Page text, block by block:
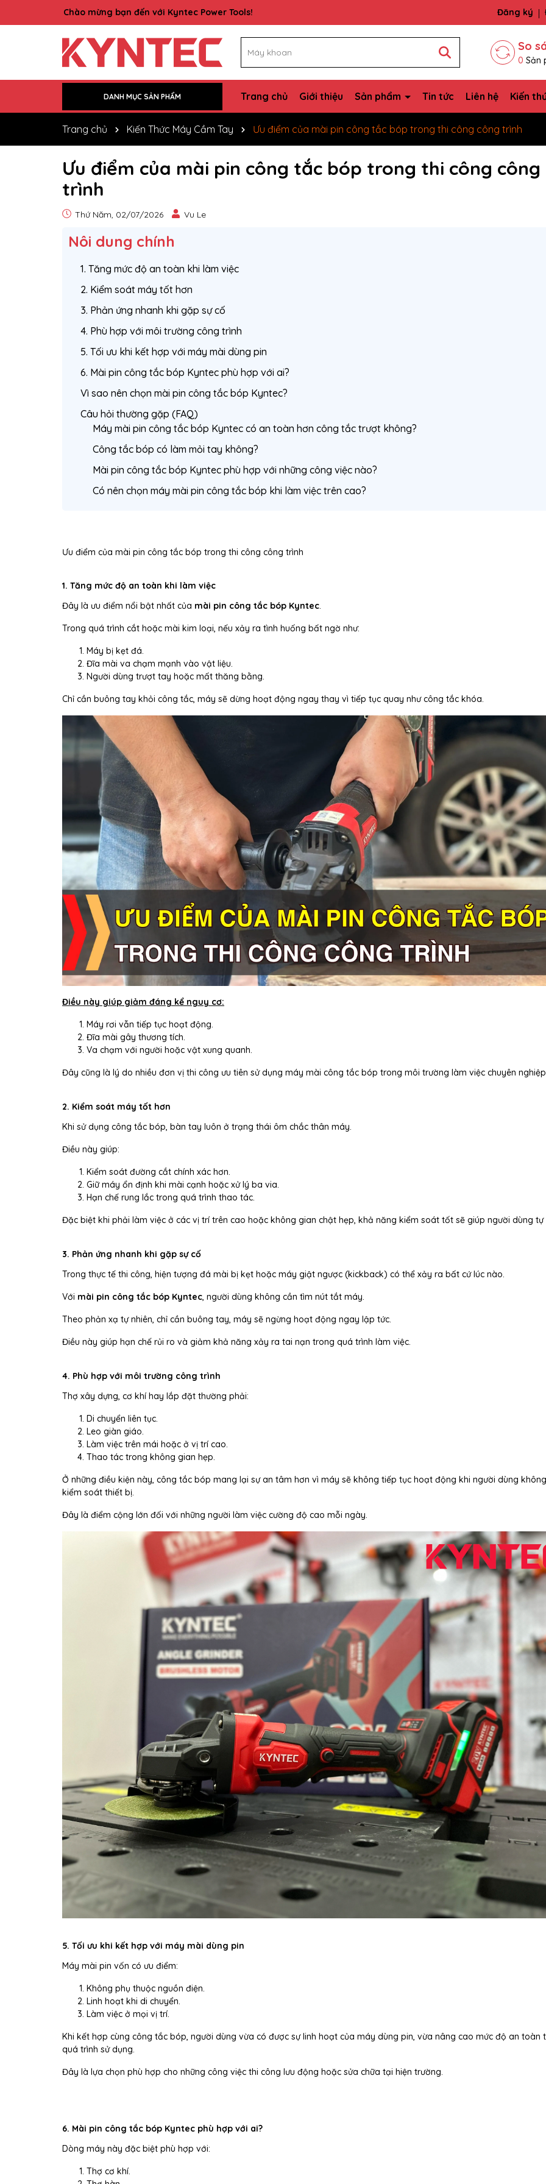
Rất nhiều ưu đãi và chương trình đang chờ đợi bạn Đăng ký
So
0 Sản
DANH MỤC SẢN PHẨM Trang chủ Giới thiệu Sản phẩm Tin tức Liên hệ Kiến
Trang chủ Kiến Thức Máy Cầm Tay Ưu điểm của mài pin công tắc bóp trong thi công công trình
Ưu điểm của mài pin công tắc bóp trong thi công công
trình
Thứ Năm, 02/07/2026 Vu Le
Nôi dung chính
1. Tăng mức độ an toàn khi làm việc
2. Kiểm soát máy tốt hơn
3. Phản ứng nhanh khi gặp sự cố
4. Phù hợp với môi trường công trình
5. Tối ưu khi kết hợp với máy mài dùng pin
6. Mài pin công tắc bóp Kyntec phù hợp với ai?
Vì sao nên chọn mài pin công tắc bóp Kyntec?
Câu hỏi thường gặp (FAQ)
Máy mài pin công tắc bóp Kyntec có an toàn hơn công tắc trượt không?
Công tắc bóp có làm mỏi tay không?
Mài pin công tắc bóp Kyntec phù hợp với những công việc nào?
Có nên chọn máy mài pin công tắc bóp khi làm việc trên cao?
Ưu điểm của mài pin công tắc bóp trong thi công công trình
1. Tăng mức độ an toàn khi làm việc
Đây là ưu điểm nổi bật nhất của mài pin công tắc bóp Kyntec.
Trong quá trình cắt hoặc mài kim loại, nếu xảy ra tình huống bất ngờ như:
Máy bị kẹt đá.
Đĩa mài va chạm mạnh vào vật liệu.
Người dùng trượt tay hoặc mất thăng bằng.
Chỉ cần buông tay khỏi công tắc, máy sẽ dừng hoạt động ngay thay vì tiếp tục quay như công tắc khóa.
Điều này giúp giảm đáng kể nguy cơ:
Máy rơi vẫn tiếp tục hoạt động.
Đĩa mài gây thương tích.
Va chạm với người hoặc vật xung quanh.
Đây cũng là lý do nhiều đơn vị thi công ưu tiên sử dụng máy mài công tắc bóp trong môi trường làm việc chuyên
2. Kiểm soát máy tốt hơn
Khi sử dụng công tắc bóp, bàn tay luôn ở trạng thái ôm chắc thân máy.
Điều này giúp:
Kiểm soát đường cắt chính xác hơn.
Giữ máy ổn định khi mài cạnh hoặc xử lý ba via.
Hạn chế rung lắc trong quá trình thao tác.
Đặc biệt khi phải làm việc ở các vị trí trên cao hoặc không gian chật hẹp, khả năng kiểm soát tốt sẽ giúp người dùng tự
3. Phản ứng nhanh khi gặp sự cố
Trong thực tế thi công, hiện tượng đá mài bị kẹt hoặc máy giật ngược (kickback) có thể xảy ra bất cứ lúc nào.
Với mài pin công tắc bóp Kyntec , người dùng không cần tìm nút tắt máy.
Theo phản xạ tự nhiên, chỉ cần buông tay, máy sẽ ngừng hoạt động ngay lập tức.
Điều này giúp hạn chế rủi ro và giảm khả năng xảy ra tai nạn trong quá trình làm việc.
4. Phù hợp với môi trường công trình
Thợ xây dựng, cơ khí hay lắp đặt thường phải:
Di chuyển liên tục.
Leo giàn giáo.
Làm việc trên mái hoặc ở vị trí cao.
Thao tác trong không gian hẹp.
Ở những điều kiện này, công tắc bóp mang lại sự an tâm hơn vì máy sẽ không tiếp tục hoạt động khi người dùng
kiểm soát thiết bị.
Đây là điểm cộng lớn đối với những người làm việc cường độ cao mỗi ngày.
5. Tối ưu khi kết hợp với máy mài dùng pin
Máy mài pin vốn có ưu điểm:
Không phụ thuộc nguồn điện.
Linh hoạt khi di chuyển.
Làm việc ở mọi vị trí.
Khi kết hợp cùng công tắc bóp, người dùng vừa có được sự linh hoạt của máy dùng pin, vừa nâng cao mức độ an toàn
quá trình sử dụng.
Đây là lựa chọn phù hợp cho những công việc thi công lưu động hoặc sửa chữa tại hiện trường.
6. Mài pin công tắc bóp Kyntec phù hợp với ai?
Dòng máy này đặc biệt phù hợp với:
Thợ cơ khí.